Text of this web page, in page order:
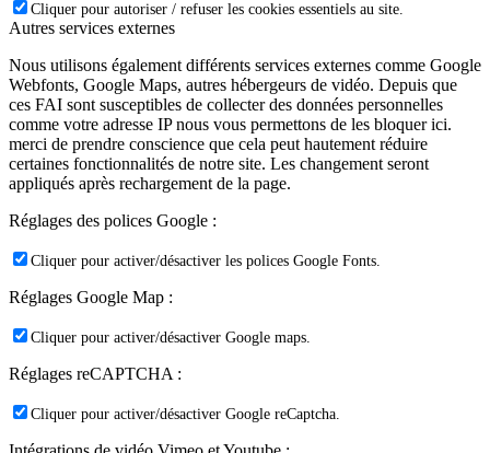
Cliquer pour autoriser / refuser les cookies essentiels au site.
Autres services externes
Nous utilisons également différents services externes comme Google
Webfonts, Google Maps, autres hébergeurs de vidéo. Depuis que
ces FAI sont susceptibles de collecter des données personnelles
comme votre adresse IP nous vous permettons de les bloquer ici.
merci de prendre conscience que cela peut hautement réduire
certaines fonctionnalités de notre site. Les changement seront
appliqués après rechargement de la page.
Réglages des polices Google :
Cliquer pour activer/désactiver les polices Google Fonts.
Réglages Google Map :
Cliquer pour activer/désactiver Google maps.
Réglages reCAPTCHA :
Cliquer pour activer/désactiver Google reCaptcha.